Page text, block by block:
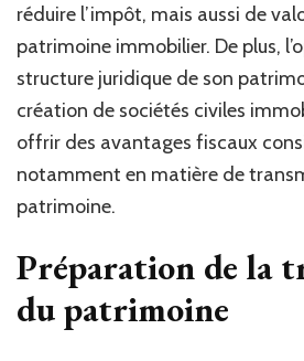
réduire l’impôt, mais aussi de
patrimoine immobilier. De plus,
structure juridique de son
création de sociétés civiles
offrir des avantages fiscaux
notamment en matière de
patrimoine.
Préparation de la
du patrimoine